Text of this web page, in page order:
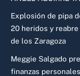
Explosión de pipa
20 heridos y
de los Zaragoza
Meggie Salgado
finanzas